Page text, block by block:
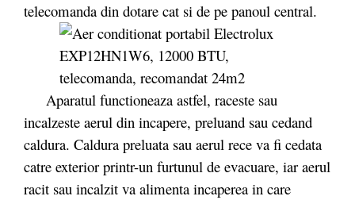
telecomanda din dotare cat si de pe panoul central.
Aparatul functioneaza astfel, raceste sau
incalzeste aerul din incapere, preluand sau cedand
caldura. Caldura preluata sau aerul rece va fi cedata
catre exterior printr-un furtunul de evacuare, iar aerul
racit sau incalzit va alimenta incaperea in care